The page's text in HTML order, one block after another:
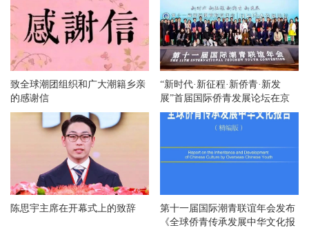
致全球潮团组织和广大潮籍乡亲
的感谢信
“新时代·新征程·新侨青·新发
展”首届国际侨青发展论坛在京
举办
陈思宇主席在开幕式上的致辞
第十一届国际潮青联谊年会发布
《全球侨青传承发展中华文化报